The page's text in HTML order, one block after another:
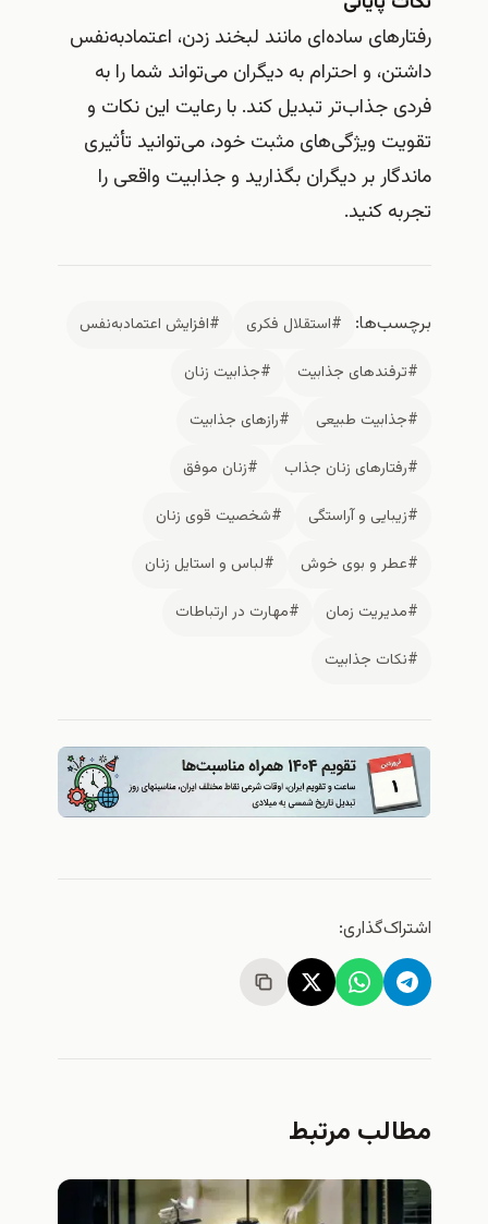
رفتارهای ساده‌ای مانند لبخند زدن، اعتمادبه‌نفس
داشتن، و احترام به دیگران می‌تواند شما را به
فردی جذاب‌تر تبدیل کند. با رعایت این نکات و
تقویت ویژگی‌های مثبت خود، می‌توانید تأثیری
ماندگار بر دیگران بگذارید و جذابیت واقعی را
تجربه کنید.
برچسب‌ها: #استقلال فکری
#افزایش اعتمادبه‌نفس
#ترفندهای جذابیت
#جذابیت زنان
#جذابیت طبیعی
#رازهای جذابیت
#رفتارهای زنان جذاب
#زنان موفق
#زیبایی و آراستگی
#شخصیت قوی زنان
#عطر و بوی خوش
#لباس و استایل زنان
#مدیریت زمان
#مهارت در ارتباطات
#نکات جذابیت
اشتراک‌گذاری:
مطالب مرتبط